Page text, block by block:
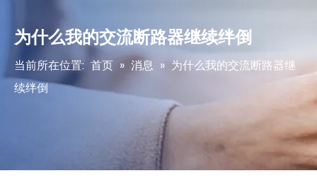
为什么我的交流断路器继续绊倒
当前所在位置: 首页 » 消息 » 为什么我的交流断路器继
续绊倒